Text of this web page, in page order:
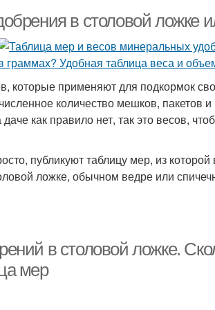
в столовой ложке
которые применяют для подкормок
количество мешков, пакетов
как правило нет, так это весов,
публикуют таблицу мер, из
ложке, обычном ведре или
в столовой ложке.
мер